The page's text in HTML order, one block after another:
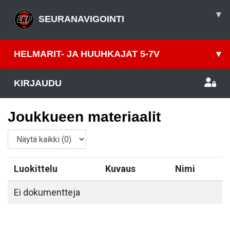
SEURANAVIGOINTI ▾
HELMARIT- JA HUUHKAJAT 5-7V ▾
KIRJAUDU
Joukkueen materiaalit
Luokittelu Kuvaus Nimi
Ei dokumentteja